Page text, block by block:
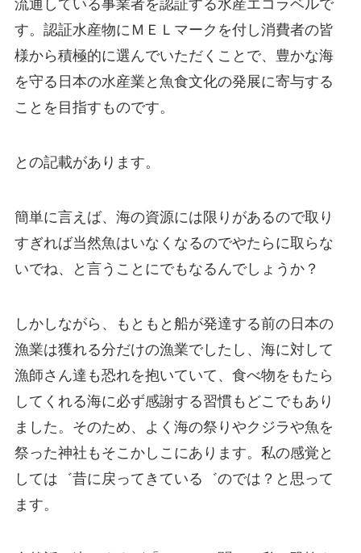
流通している事業者を認証する水産エコラベルで
す。認証水産物にＭＥＬマークを付し消費者の皆
様から積極的に選んでいただくことで、豊かな海
を守る日本の水産業と魚食文化の発展に寄与する
ことを目指すものです。
との記載があります。
簡単に言えば、海の資源には限りがあるので取り
すぎれば当然魚はいなくなるのでやたらに取らな
いでね、と言うことにでもなるんでしょうか？
しかしながら、もともと船が発達する前の日本の
漁業は獲れる分だけの漁業でしたし、海に対して
漁師さん達も恐れを抱いていて、食べ物をもたら
してくれる海に必ず感謝する習慣もどこでもあり
ました。そのため、よく海の祭りやクジラや魚を
祭った神社もそこかしこにあります。私の感覚と
しては゛昔に戻ってきている゛のでは？と思って
ます。